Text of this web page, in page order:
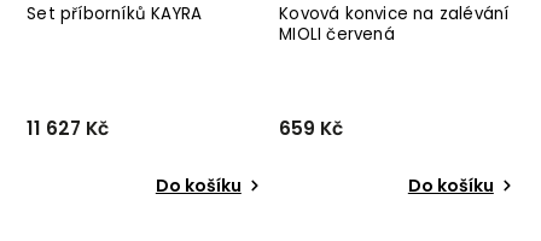
Set příborníků KAYRA
11 627 Kč
Do košíku
Kovová konvice na zalévání
MIOLI červená
659 Kč
Do košíku